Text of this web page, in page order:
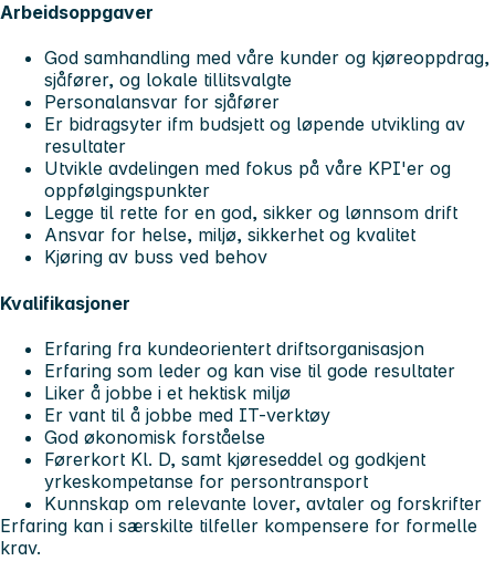
Arbeidsoppgaver
God samhandling med våre kunder og kjøreoppdrag,
sjåfører, og lokale tillitsvalgte
Personalansvar for sjåfører
Er bidragsyter ifm budsjett og løpende utvikling av
resultater
Utvikle avdelingen med fokus på våre KPI'er og
oppfølgingspunkter
Legge til rette for en god, sikker og lønnsom drift
Ansvar for helse, miljø, sikkerhet og kvalitet
Kjøring av buss ved behov
Kvalifikasjoner
Erfaring fra kundeorientert driftsorganisasjon
Erfaring som leder og kan vise til gode resultater
Liker å jobbe i et hektisk miljø
Er vant til å jobbe med IT-verktøy
God økonomisk forståelse
Førerkort Kl. D, samt kjøreseddel og godkjent
yrkeskompetanse for persontransport
Kunnskap om relevante lover, avtaler og forskrifter
Erfaring kan i særskilte tilfeller kompensere for formelle
krav.